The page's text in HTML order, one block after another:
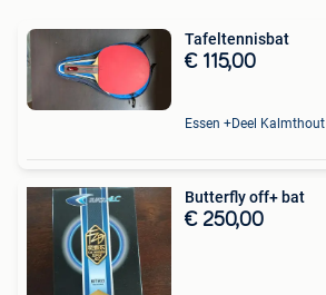
Tafeltennisbat
€ 115,00
Essen +Deel Kalmthout
Butterfly off+ bat
€ 250,00